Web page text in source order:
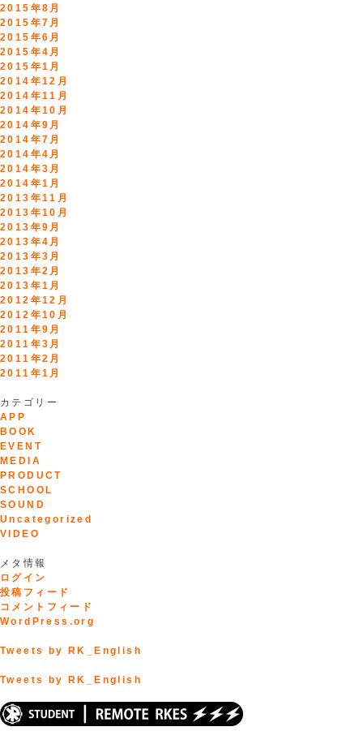
2015年8月
2015年7月
2015年6月
2015年4月
2015年1月
2014年12月
2014年11月
2014年10月
2014年9月
2014年7月
2014年4月
2014年3月
2014年1月
2013年11月
2013年10月
2013年9月
2013年4月
2013年3月
2013年2月
2013年1月
2012年12月
2012年10月
2011年9月
2011年3月
2011年2月
2011年1月
カテゴリー
APP
BOOK
EVENT
MEDIA
PRODUCT
SCHOOL
SOUND
Uncategorized
VIDEO
メタ情報
ログイン
投稿フィード
コメントフィード
WordPress.org
Tweets by RK_English
Tweets by RK_English